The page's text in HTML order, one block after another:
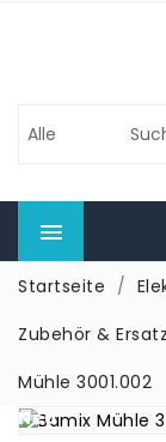

Startseite
Zubehör &
Mühle 3001.002
Neu